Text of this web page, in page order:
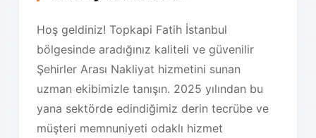
Hoş geldiniz! Topkapi Fatih İstanbul
bölgesinde aradığınız kaliteli ve güvenilir
Şehirler Arası Nakliyat hizmetini sunan
uzman ekibimizle tanışın. 2025 yılından bu
yana sektörde edindiğimiz derin tecrübe ve
müşteri memnuniyeti odaklı hizmet